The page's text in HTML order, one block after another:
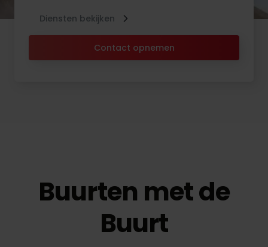
Contact opnemen
Diensten bekijken
Buurten met de
Buurt